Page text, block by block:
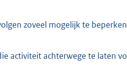
zoveel mogelijk te
activiteit achterwege te laten